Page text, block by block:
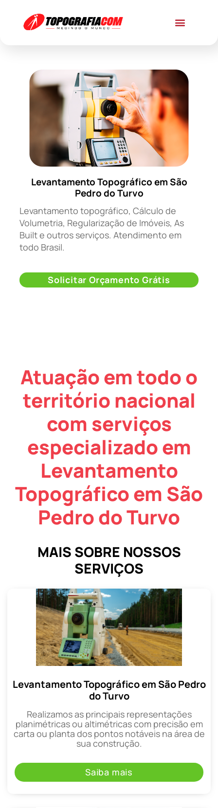
Levantamento Topográfico em São
Pedro do Turvo
Levantamento topográfico, Cálculo de
Volumetria, Regularização de Imóveis, As
Built e outros serviços. Atendimento em
todo Brasil.
Solicitar Orçamento Grátis
Atuação em todo o
território nacional
com serviços
especializado em
Levantamento
Topográfico em São
Pedro do Turvo
MAIS SOBRE NOSSOS
SERVIÇOS
Levantamento Topográfico em São Pedro
do Turvo
Realizamos as principais representações
planimétricas ou altimétricas com precisão em
carta ou planta dos pontos notáveis na área de
sua construção.
Saiba mais